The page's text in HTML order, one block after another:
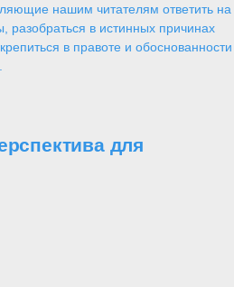
нашим читателям ответить на
разобраться в истинных причинах
в правоте и обоснованности
для